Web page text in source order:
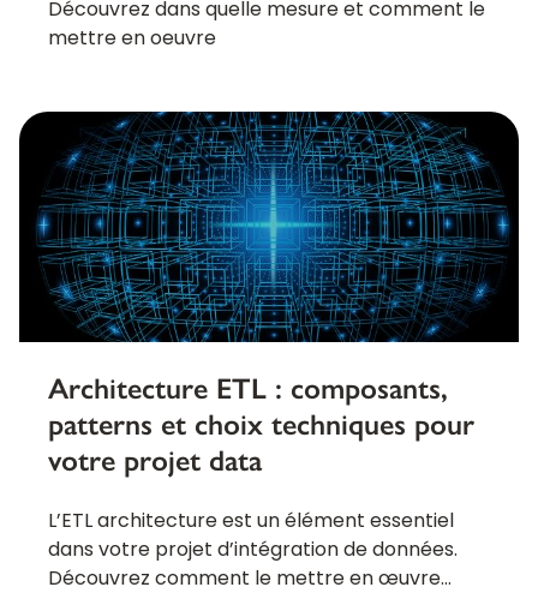
Découvrez dans quelle mesure et comment le
mettre en oeuvre
Architecture ETL : composants,
patterns et choix techniques pour
votre projet data
L’ETL architecture est un élément essentiel
dans votre projet d’intégration de données.
Découvrez comment le mettre en œuvre…